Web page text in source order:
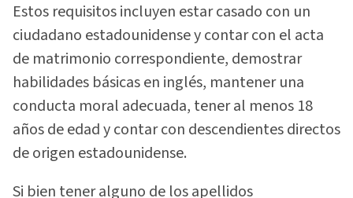
Estos requisitos incluyen estar casado con un
ciudadano estadounidense y contar con el acta
de matrimonio correspondiente, demostrar
habilidades básicas en inglés, mantener una
conducta moral adecuada, tener al menos 18
años de edad y contar con descendientes directos
de origen estadounidense.
Si bien tener alguno de los apellidos